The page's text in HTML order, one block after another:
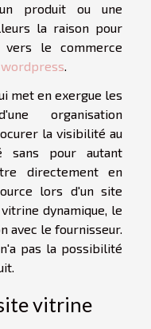
produit ou une
la raison pour
le commerce
.
met en exergue les
organisation
la visibilité au
sans pour autant
directement en
lors d'un site
dynamique, le
avec le fournisseur.
pas la possibilité
vitrine